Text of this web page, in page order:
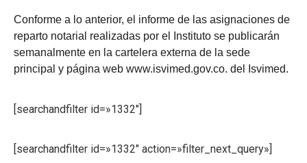
Conforme a lo anterior, el informe de las asignaciones de
reparto notarial realizadas por el Instituto se publicarán
semanalmente en la cartelera externa de la sede
principal y página web www.isvimed.gov.co. del Isvimed.
[searchandfilter id=»1332″]
[searchandfilter id=»1332″ action=»filter_next_query»]